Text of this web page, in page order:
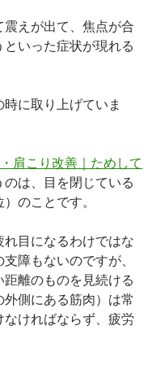
えが出て、焦点が合
いった症状が現れる
に取り上げていま
肩こり改善｜ためして
は、目を閉じている
のことです。
目になるわけではな
障もないのですが、
離のものを見続ける
側にある筋肉）は常
ければならず、疲労